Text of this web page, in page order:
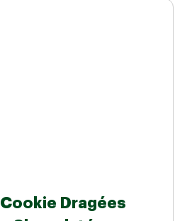
Cookie Dragées